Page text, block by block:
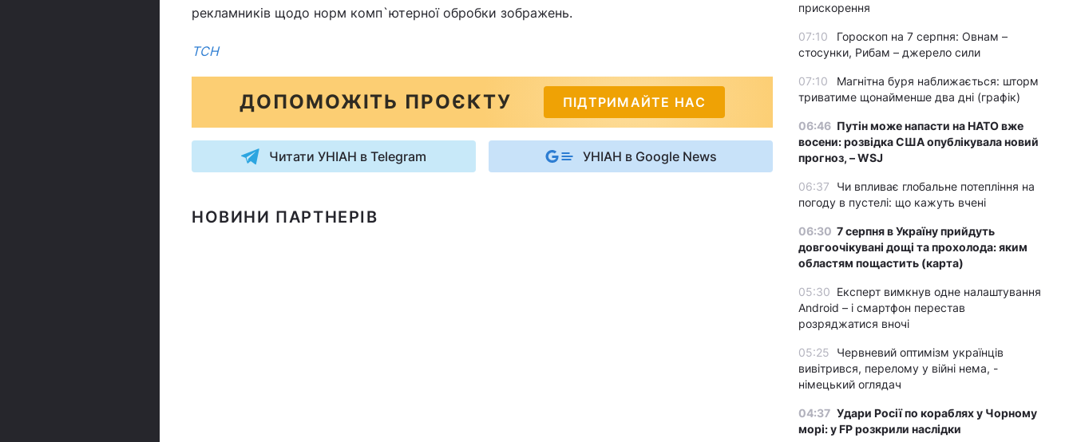
рекламників щодо норм комп`ютерної обробки зображень.
ТСН
ДОПОМОЖІТЬ ПРОЄКТУ ПІДТРИМАЙТЕ НАС
Читати УНІАН в Telegram УНІАН в Google News
НОВИНИ ПАРТНЕРІВ
прискорення
07:10
Гороскоп на 7 серпня: Овнам –
стосунки, Рибам – джерело сили
07:10
Магнітна буря наближається: шторм
триватиме щонайменше два дні (графік)
06:46 Путін може напасти на НАТО вже
восени: розвідка США опублікувала новий
прогноз, – WSJ
06:37
Чи впливає глобальне потепління на
погоду в пустелі: що кажуть вчені
06:30 7 серпня в Україну прийдуть
довгоочікувані дощі та прохолода: яким
областям пощастить (карта)
05:30 Експерт вимкнув одне налаштування
Android – і смартфон перестав
розряджатися вночі
05:25
Червневий оптимізм українців
вивітрився, перелому у війні нема, -
німецький оглядач
04:37 Удари Росії по кораблях у Чорному
морі: у FP розкрили наслідки